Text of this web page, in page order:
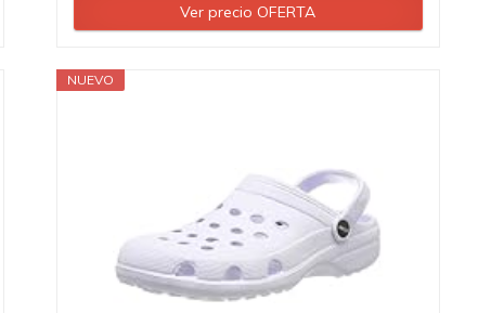
Ver precio OFERTA
NUEVO